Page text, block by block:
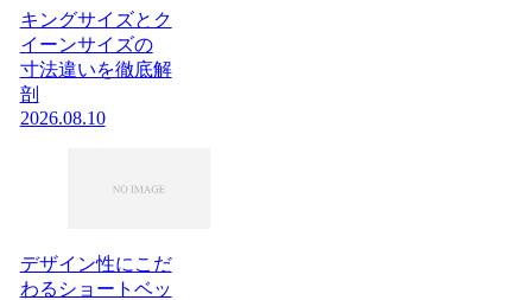
キングサイズとク
イーンサイズの
寸法違いを徹底解
剖
2026.08.10
デザイン性にこだ
わるショートベッ